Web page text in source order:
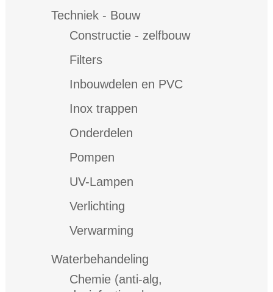
Techniek - Bouw
Constructie - zelfbouw
Filters
Inbouwdelen en PVC
Inox trappen
Onderdelen
Pompen
UV-Lampen
Verlichting
Verwarming
Waterbehandeling
Chemie (anti-alg,